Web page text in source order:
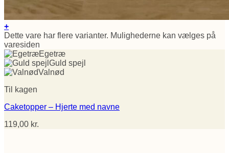
+
Dette vare har flere varianter. Mulighederne kan vælges på
varesiden
Egetræ
Guld spejl
Valnød
Til kagen
Caketopper – Hjerte med navne
119,00 kr.